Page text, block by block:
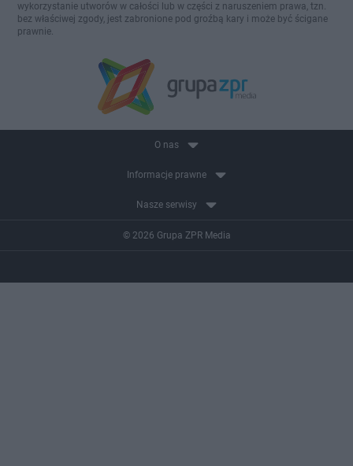
wykorzystanie utworów w całości lub w części z naruszeniem prawa, tzn.
bez właściwej zgody, jest zabronione pod groźbą kary i może być ścigane
prawnie.
O nas
Informacje prawne
Nasze serwisy
© 2026 Grupa ZPR Media